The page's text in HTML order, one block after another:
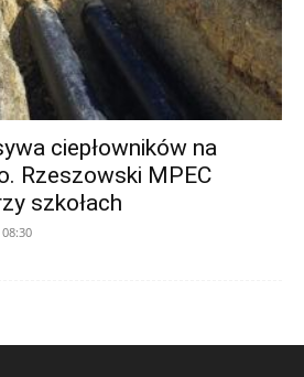
ciepłowników na
Rzeszowski MPEC
szkołach